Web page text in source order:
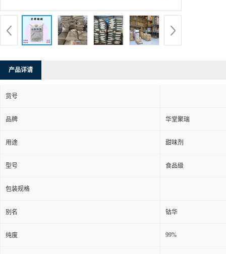
产品详请
货号
品牌 华堂聚瑞
用途 甜味剂
型号 食品级
包装规格
别名 钴华
纯度 99%